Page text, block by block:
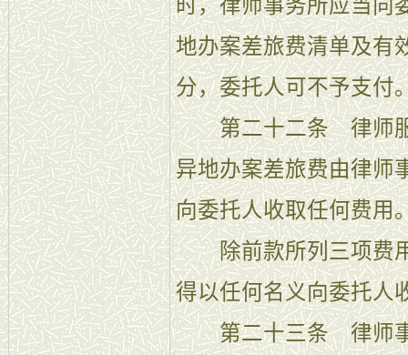
时，律师事务所应当向
地办案差旅费清单及有
分，委托人可不予支付
第二十二条 律师服
异地办案差旅费由律师
向委托人收取任何费用
除前款所列三项费用
得以任何名义向委托人
第二十三条 律师事